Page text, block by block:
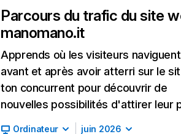
Parcours du trafic du site
manomano.it
Apprends où les visiteurs naviguent
avant et après avoir atterri sur le
ton concurrent pour découvrir de
nouvelles possibilités d'attirer leur
Ordinateur juin 2026